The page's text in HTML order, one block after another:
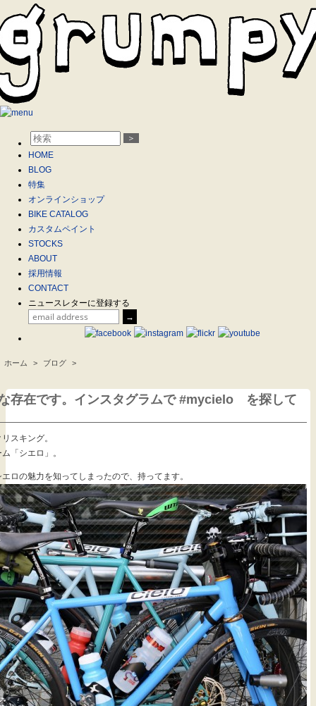
＞
HOME
BLOG
特集
オンラインショップ
BIKE CATALOG
カスタムペイント
STOCKS
ABOUT
採用情報
CONTACT
ニュースレターに登録する
ホーム > ブログ >
存在です。インスタグラムで #mycielo を探して
スキング。
「シエロ」。
ロの魅力を知ってしまったので、持ってます。